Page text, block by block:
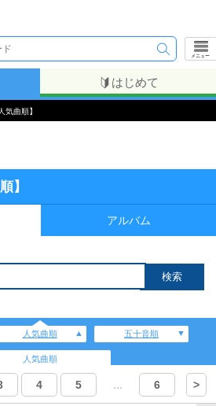
メニュー
はじめて
気曲順】
】
アルバム
人気曲順 五十音順
人気曲順
4 5 ... 6 >